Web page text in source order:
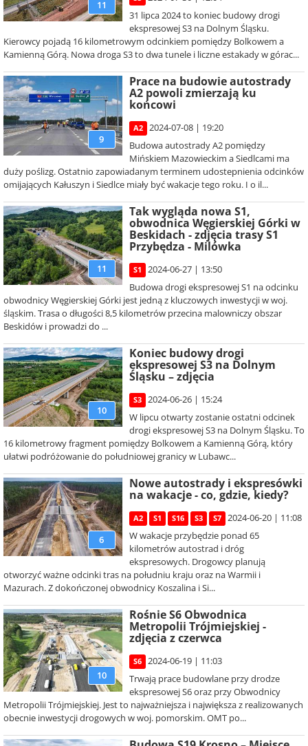
11
31 lipca 2024 to koniec budowy drogi
ekspresowej S3 na Dolnym Śląsku.
Kierowcy pojadą 16 kilometrowym odcinkiem pomiędzy Bolkowem a
Kamienną Górą. Nowa droga S3 to dwa tunele i liczne estakady w górac...
9
Prace na budowie autostrady
A2 powoli zmierzają ku
końcowi
A2
2024-07-08 | 19:20
Budowa autostrady A2 pomiędzy
Mińskiem Mazowieckim a Siedlcami ma
duży poślizg. Ostatnio zapowiadanym terminem udostepnienia odcinków
omijających Kałuszyn i Siedlce miały być wakacje tego roku. I o il...
11
Tak wygląda nowa S1,
obwodnica Węgierskiej Górki w
Beskidach - zdjęcia trasy S1
Przybędza - Milówka
S1
2024-06-27 | 13:50
Budowa drogi ekspresowej S1 na odcinku
obwodnicy Węgierskiej Górki jest jedną z kluczowych inwestycji w woj.
śląskim. Trasa o długości 8,5 kilometrów przecina malowniczy obszar
Beskidów i prowadzi do ...
10
Koniec budowy drogi
ekspresowej S3 na Dolnym
Śląsku – zdjęcia
S3
2024-06-26 | 15:24
W lipcu otwarty zostanie ostatni odcinek
drogi ekspresowej S3 na Dolnym Śląsku. To
16 kilometrowy fragment pomiędzy Bolkowem a Kamienną Górą, który
ułatwi podróżowanie do południowej granicy w Lubawc...
6
Nowe autostrady i ekspresówki
na wakacje - co, gdzie, kiedy?
A2 S1 S16 S3 S7
2024-06-20 | 11:08
W wakacje przybędzie ponad 65
kilometrów autostrad i dróg
ekspresowych. Drogowcy planują
otworzyć ważne odcinki tras na południu kraju oraz na Warmii i
Mazurach. Z dokończonej obwodnicy Koszalina i Si...
10
Rośnie S6 Obwodnica
Metropolii Trójmiejskiej -
zdjęcia z czerwca
S6
2024-06-19 | 11:03
Trwają prace budowlane przy drodze
ekspresowej S6 oraz przy Obwodnicy
Metropolii Trójmiejskiej. Jest to najważniejsza i największa z realizowanych
obecnie inwestycji drogowych w woj. pomorskim. OMT po...